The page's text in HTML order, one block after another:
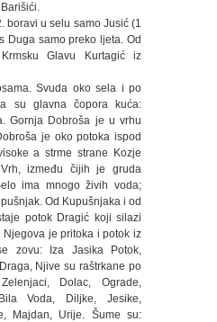
boravi u selu samo Jusić (1
Duga samo preko ljeta. Od
Glavu Kurtagić iz
Svuda oko sela i po
su glavna čopora kuća:
Gornja Dobroša je u vrhu
je oko potoka ispod
a strme strane Kozje
između čijih je gruda
ima mnogo živih voda;
Od Kupušnjaka i od
potok Dragić koji silazi
je pritoka i potok iz
zovu: Iza Jasika Potok,
Njive su raštrkane po
Dolac, Ograde,
Voda, Diljke, Jesike,
Majdan, Urije. Šume su: